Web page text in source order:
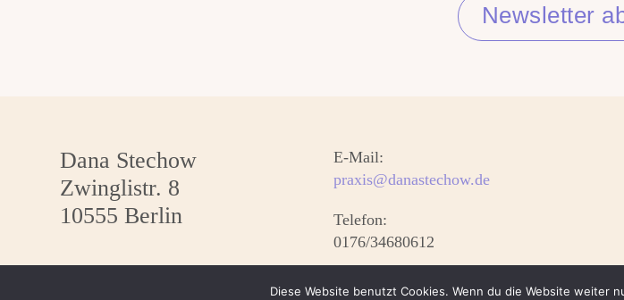
Newsletter
Dana Stechow
Zwinglistr. 8
10555 Berlin
E-Mail:
praxis@danastechow.de
Telefon:
0176/34680612
Diese Website benutzt Cookies. Wenn du die Website weiter